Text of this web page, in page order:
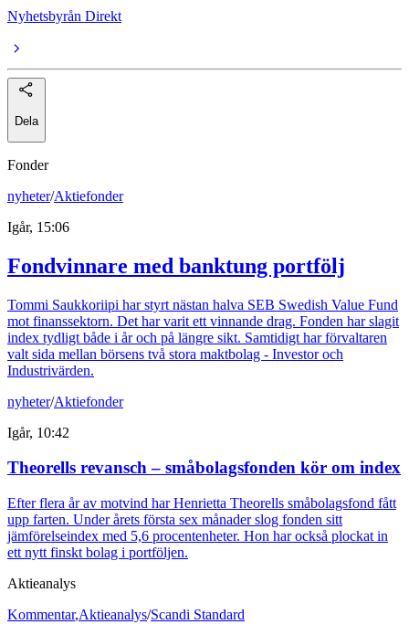
Nyhetsbyrån Direkt
Dela
Fonder
nyheter/Aktiefonder
Igår, 15:06
Fondvinnare med banktung portfölj
Tommi Saukkoriipi har styrt nästan halva SEB Swedish Value Fund
mot finanssektorn. Det har varit ett vinnande drag. Fonden har slagit
index tydligt både i år och på längre sikt. Samtidigt har förvaltaren
valt sida mellan börsens två stora maktbolag - Investor och
Industrivärden.
nyheter/Aktiefonder
Igår, 10:42
Theorells revansch – småbolagsfonden kör om index
Efter flera år av motvind har Henrietta Theorells småbolagsfond fått
upp farten. Under årets första sex månader slog fonden sitt
jämförelseindex med 5,6 procentenheter. Hon har också plockat in
ett nytt finskt bolag i portföljen.
Aktieanalys
Kommentar,Aktieanalys/Scandi Standard